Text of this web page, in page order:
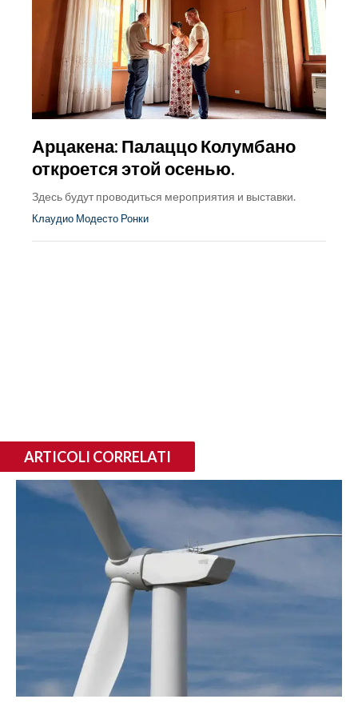
Арцакена: Палаццо Колумбано
откроется этой осенью.
Здесь будут проводиться мероприятия и выставки.
Клаудио Модесто Ронки
ARTICOLI CORRELATI